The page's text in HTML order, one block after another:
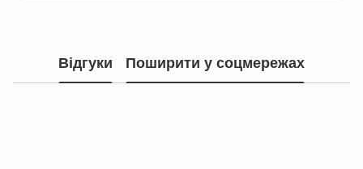
Відгуки Поширити у соцмережах